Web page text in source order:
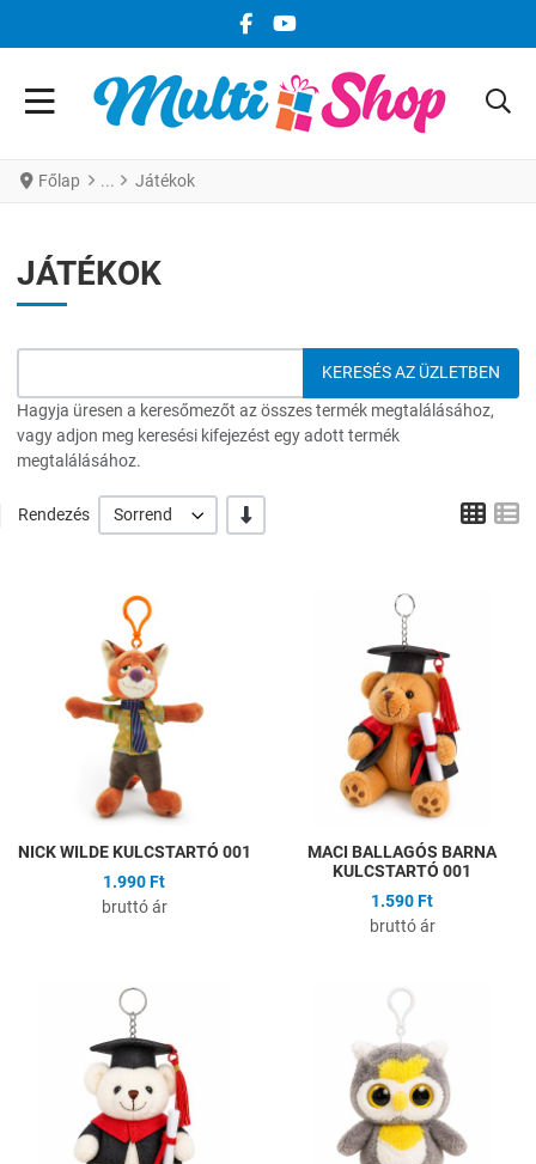
FACEBOOK KÖZÖSSÉGI LINK
YOUTUBE KÖZÖSSÉGI LINK
Főlap Játékok
JÁTÉKOK
Hagyja üresen a keresőmezőt az összes termék megtalálásához,
vagy adjon meg keresési kifejezést egy adott termék
megtalálásához.
Rendezés Sorrend -/+ Grid
Hozzáadás a kívánságlistához
NICK WILDE KULCSTARTÓ 001
1.990 Ft
bruttó ár
MACI BALLAGÓS BARNA
KULCSTARTÓ 001
1.590 Ft
bruttó ár
Hozzáadás a kívánságlistához
Összehasonlítás